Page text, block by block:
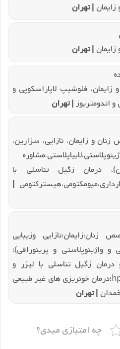
| تهران
| تهران
فلوشیپ لاپاراسکوپی و
اندومتریوز| تهران
و زایمان، نازایی، سزارین،
درمان زگیل تناسلی با
|
و‌زیبایی
و‌ واژینوپلاستی و پرینورافی)؛
درمان زگیل تناسلی با لیزر و
مراقبت های hpv؛درمان خونریزی های غیر طبیعی
| تهران
چه امتیازی میدی؟